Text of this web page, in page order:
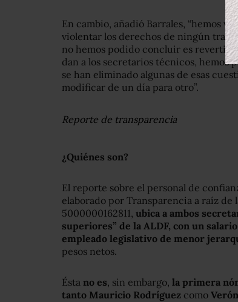
En cambio, añadió Barrales, “hemos
violentar los derechos de ningún
no hemos podido concluir es revertir
dan a los secretarios técnicos, hemos
se han eliminado algunas de esas
modificar de un día para otro”.
Reporte de transparencia
¿Quiénes son?
El reporte sobre el personal de
elaborado por Transparencia a raíz
5000000162811, ubica a ambos
superiores” de la ALDF, con un
empleado legislativo de menor
pesos netos.
Ésta no es, sin embargo, la primera
tanto Mauricio Rodríguez como